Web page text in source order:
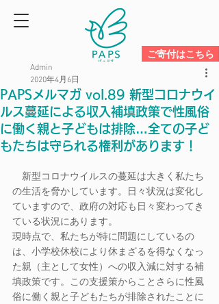
ご寄付はこちら
PAPSメルマガ vol.89 新型コロナウイ
ルス蔓延による収入補填政策で性風俗
に働く親と子どもは排除…全ての子ど
もたちは守られる権利があります！
Admin
2020年4月6日
新型コロナウイルスの蔓延は大きく私たち
の生活を脅かしています。日々状況は変化し
ていますので、政府の対応も日々変わってき
ている状況にあります。
現時点で、私たちが特に問題にしているの
は、小学校休校により休まざるを得なくなっ
た親（主として女性）への収入減に対する補
填政策です。この支援策からことさらに性風
俗に働く親と子どもたちが排除されたことに